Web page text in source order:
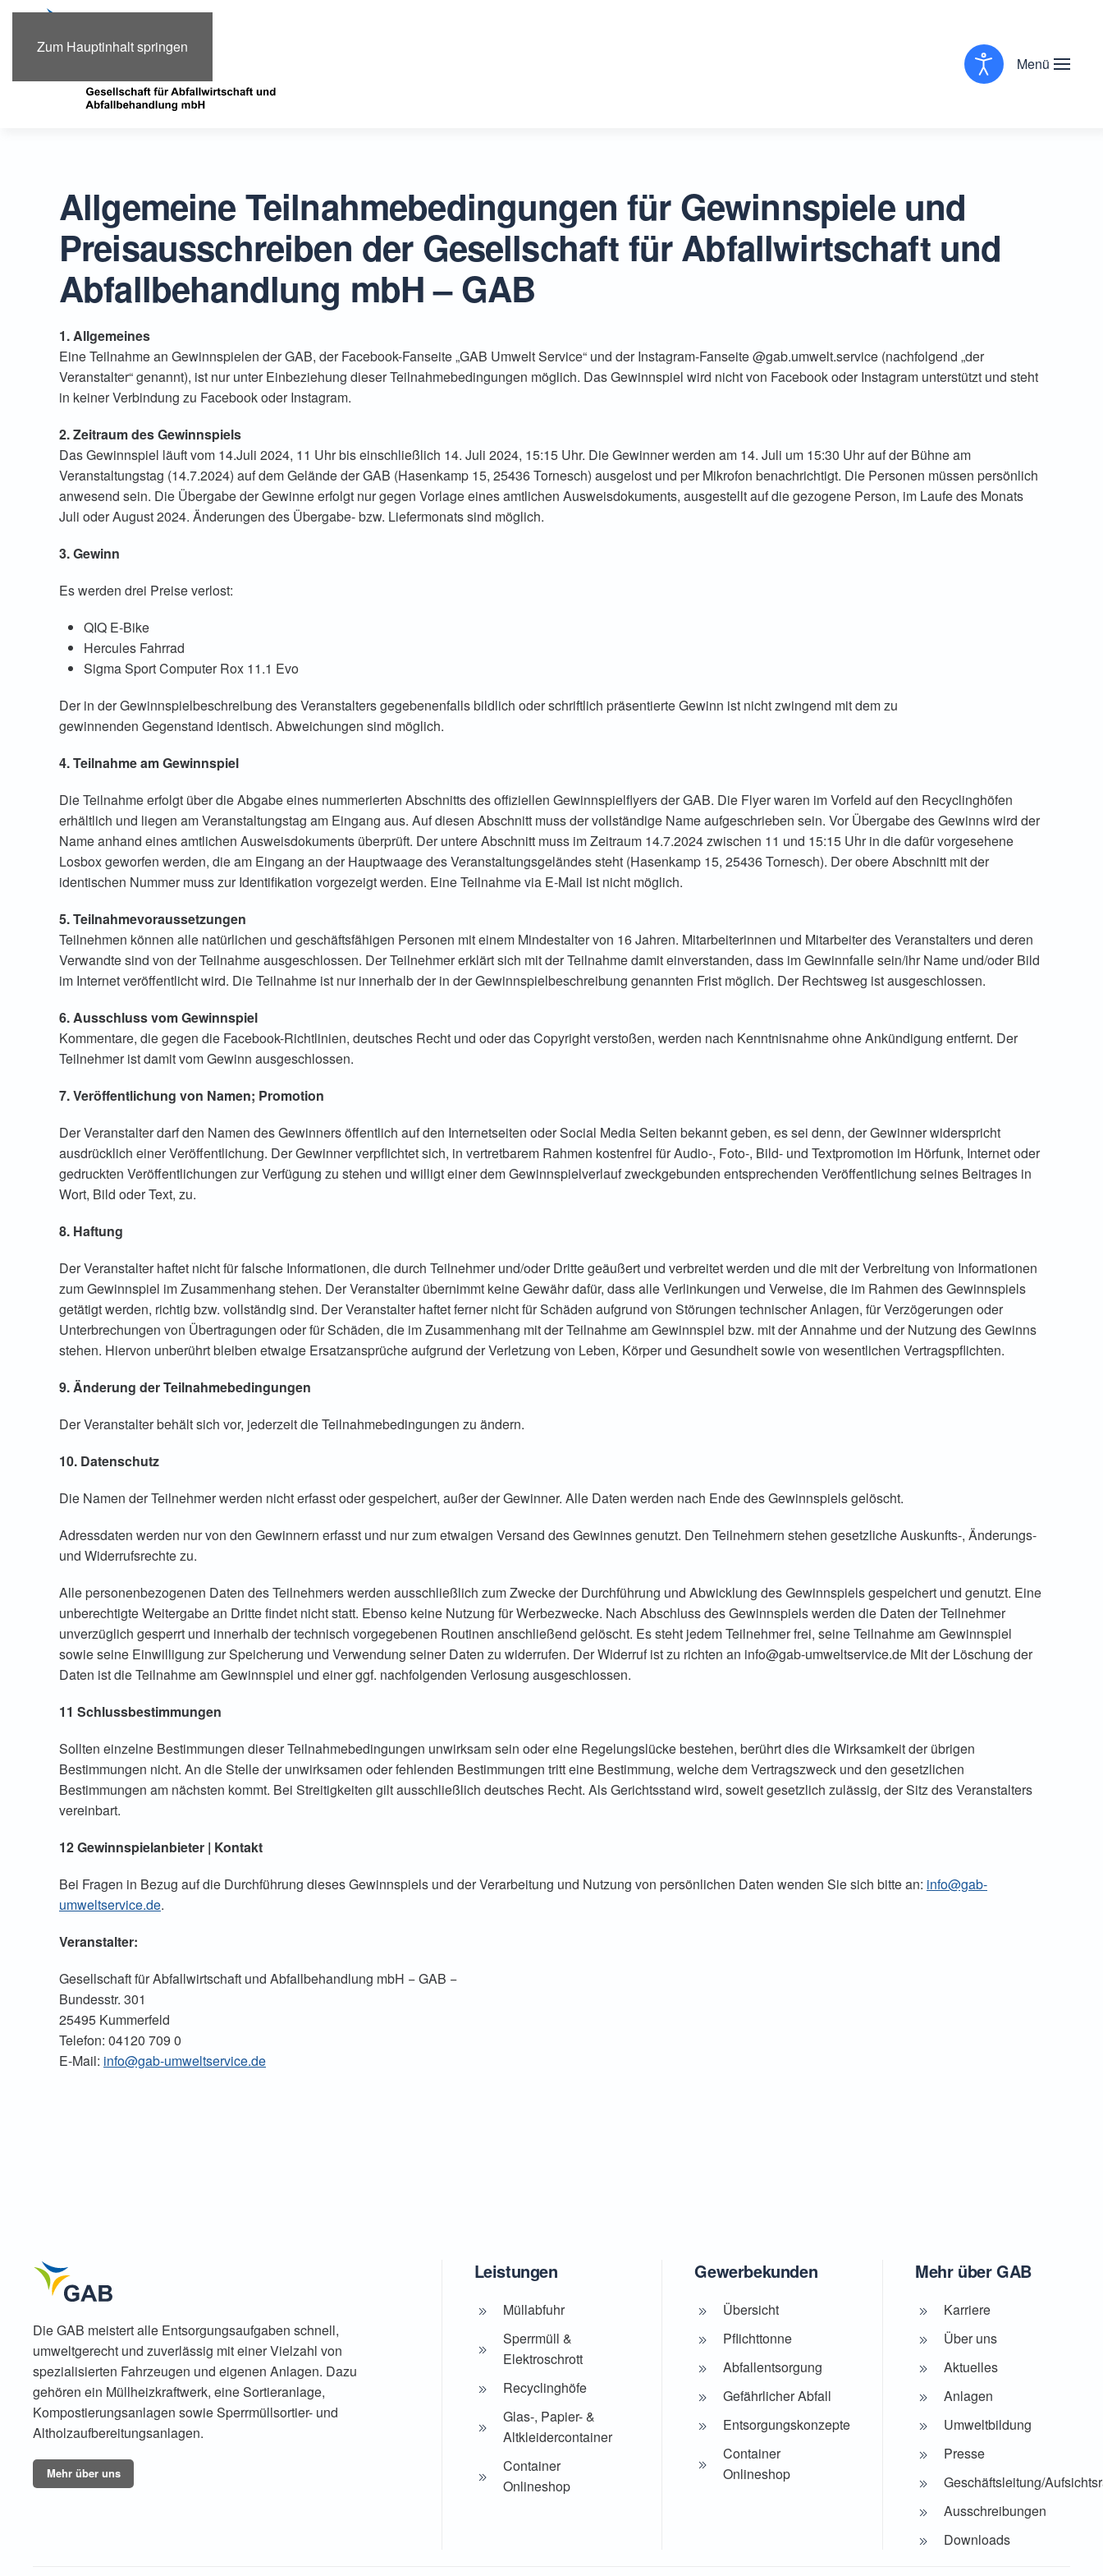
Zum Hauptinhalt springen
Menü
Allgemeine Teilnahmebedingungen für Gewinnspiele und
Preisausschreiben der Gesellschaft für Abfallwirtschaft und
Abfallbehandlung mbH – GAB
1. Allgemeines
Eine Teilnahme an Gewinnspielen der GAB, der Facebook-Fanseite „GAB Umwelt Service“ und der Instagram-Fanseite @gab.umwelt.service (nachfolgend „der
Veranstalter“ genannt), ist nur unter Einbeziehung dieser Teilnahmebedingungen möglich. Das Gewinnspiel wird nicht von Facebook oder Instagram unterstützt und steht
in keiner Verbindung zu Facebook oder Instagram.
2. Zeitraum des Gewinnspiels
Das Gewinnspiel läuft vom 14.Juli 2024, 11 Uhr bis einschließlich 14. Juli 2024, 15:15 Uhr. Die Gewinner werden am 14. Juli um 15:30 Uhr auf der Bühne am
Veranstaltungstag (14.7.2024) auf dem Gelände der GAB (Hasenkamp 15, 25436 Tornesch) ausgelost und per Mikrofon benachrichtigt. Die Personen müssen persönlich
anwesend sein. Die Übergabe der Gewinne erfolgt nur gegen Vorlage eines amtlichen Ausweisdokuments, ausgestellt auf die gezogene Person, im Laufe des Monats
Juli oder August 2024. Änderungen des Übergabe- bzw. Liefermonats sind möglich.
3. Gewinn
Es werden drei Preise verlost:
QIQ E-Bike
Hercules Fahrrad
Sigma Sport Computer Rox 11.1 Evo
Der in der Gewinnspielbeschreibung des Veranstalters gegebenenfalls bildlich oder schriftlich präsentierte Gewinn ist nicht zwingend mit dem zu
gewinnenden Gegenstand identisch. Abweichungen sind möglich.
4. Teilnahme am Gewinnspiel
Die Teilnahme erfolgt über die Abgabe eines nummerierten Abschnitts des offiziellen Gewinnspielflyers der GAB. Die Flyer waren im Vorfeld auf den Recyclinghöfen
erhältlich und liegen am Veranstaltungstag am Eingang aus. Auf diesen Abschnitt muss der vollständige Name aufgeschrieben sein. Vor Übergabe des Gewinns wird der
Name anhand eines amtlichen Ausweisdokuments überprüft. Der untere Abschnitt muss im Zeitraum 14.7.2024 zwischen 11 und 15:15 Uhr in die dafür vorgesehene
Losbox geworfen werden, die am Eingang an der Hauptwaage des Veranstaltungsgeländes steht (Hasenkamp 15, 25436 Tornesch). Der obere Abschnitt mit der
identischen Nummer muss zur Identifikation vorgezeigt werden. Eine Teilnahme via E-Mail ist nicht möglich.
5. Teilnahmevoraussetzungen
Teilnehmen können alle natürlichen und geschäftsfähigen Personen mit einem Mindestalter von 16 Jahren. Mitarbeiterinnen und Mitarbeiter des Veranstalters und deren
Verwandte sind von der Teilnahme ausgeschlossen. Der Teilnehmer erklärt sich mit der Teilnahme damit einverstanden, dass im Gewinnfalle sein/ihr Name und/oder Bild
im Internet veröffentlicht wird. Die Teilnahme ist nur innerhalb der in der Gewinnspielbeschreibung genannten Frist möglich. Der Rechtsweg ist ausgeschlossen.
6. Ausschluss vom Gewinnspiel
Kommentare, die gegen die Facebook-Richtlinien, deutsches Recht und oder das Copyright verstoßen, werden nach Kenntnisnahme ohne Ankündigung entfernt. Der
Teilnehmer ist damit vom Gewinn ausgeschlossen.
7. Veröffentlichung von Namen; Promotion
Der Veranstalter darf den Namen des Gewinners öffentlich auf den Internetseiten oder Social Media Seiten bekannt geben, es sei denn, der Gewinner widerspricht
ausdrücklich einer Veröffentlichung. Der Gewinner verpflichtet sich, in vertretbarem Rahmen kostenfrei für Audio-, Foto-, Bild- und Textpromotion im Hörfunk, Internet oder
gedruckten Veröffentlichungen zur Verfügung zu stehen und willigt einer dem Gewinnspielverlauf zweckgebunden entsprechenden Veröffentlichung seines Beitrages in
Wort, Bild oder Text, zu.
8. Haftung
Der Veranstalter haftet nicht für falsche Informationen, die durch Teilnehmer und/oder Dritte geäußert und verbreitet werden und die mit der Verbreitung von Informationen
zum Gewinnspiel im Zusammenhang stehen. Der Veranstalter übernimmt keine Gewähr dafür, dass alle Verlinkungen und Verweise, die im Rahmen des Gewinnspiels
getätigt werden, richtig bzw. vollständig sind. Der Veranstalter haftet ferner nicht für Schäden aufgrund von Störungen technischer Anlagen, für Verzögerungen oder
Unterbrechungen von Übertragungen oder für Schäden, die im Zusammenhang mit der Teilnahme am Gewinnspiel bzw. mit der Annahme und der Nutzung des Gewinns
stehen. Hiervon unberührt bleiben etwaige Ersatzansprüche aufgrund der Verletzung von Leben, Körper und Gesundheit sowie von wesentlichen Vertragspflichten.
9. Änderung der Teilnahmebedingungen
Der Veranstalter behält sich vor, jederzeit die Teilnahmebedingungen zu ändern.
10. Datenschutz
Die Namen der Teilnehmer werden nicht erfasst oder gespeichert, außer der Gewinner. Alle Daten werden nach Ende des Gewinnspiels gelöscht.
Adressdaten werden nur von den Gewinnern erfasst und nur zum etwaigen Versand des Gewinnes genutzt. Den Teilnehmern stehen gesetzliche Auskunfts-, Änderungs-
und Widerrufsrechte zu.
Alle personenbezogenen Daten des Teilnehmers werden ausschließlich zum Zwecke der Durchführung und Abwicklung des Gewinnspiels gespeichert und genutzt. Eine
unberechtigte Weitergabe an Dritte findet nicht statt. Ebenso keine Nutzung für Werbezwecke. Nach Abschluss des Gewinnspiels werden die Daten der Teilnehmer
unverzüglich gesperrt und innerhalb der technisch vorgegebenen Routinen anschließend gelöscht. Es steht jedem Teilnehmer frei, seine Teilnahme am Gewinnspiel
sowie seine Einwilligung zur Speicherung und Verwendung seiner Daten zu widerrufen. Der Widerruf ist zu richten an info@gab-umweltservice.de Mit der Löschung der
Daten ist die Teilnahme am Gewinnspiel und einer ggf. nachfolgenden Verlosung ausgeschlossen.
11 Schlussbestimmungen
Sollten einzelne Bestimmungen dieser Teilnahmebedingungen unwirksam sein oder eine Regelungslücke bestehen, berührt dies die Wirksamkeit der übrigen
Bestimmungen nicht. An die Stelle der unwirksamen oder fehlenden Bestimmungen tritt eine Bestimmung, welche dem Vertragszweck und den gesetzlichen
Bestimmungen am nächsten kommt. Bei Streitigkeiten gilt ausschließlich deutsches Recht. Als Gerichtsstand wird, soweit gesetzlich zulässig, der Sitz des Veranstalters
vereinbart.
12 Gewinnspielanbieter | Kontakt
Bei Fragen in Bezug auf die Durchführung dieses Gewinnspiels und der Verarbeitung und Nutzung von persönlichen Daten wenden Sie sich bitte an: info@gab-
umweltservice.de.
Veranstalter:
Gesellschaft für Abfallwirtschaft und Abfallbehandlung mbH − GAB −
Bundesstr. 301
25495 Kummerfeld
Telefon: 04120 709 0
E-Mail: info@gab-umweltservice.de
DieGAB meistert alle Entsorgungsaufgaben schnell,
umweltgerecht und zuverlässig mit einer Vielzahl von
spezialisierten Fahrzeugen und eigenen Anlagen. Dazu
gehören ein Müllheizkraftwerk, eine Sortieranlage,
Kompostierungsanlagen sowie Sperrmüllsortier- und
Altholzaufbereitungsanlagen.
Mehr über uns
Leistungen
Müllabfuhr
Sperrmüll &
Elektroschrott
Recyclinghöfe
Glas-, Papier- &
Altkleidercontainer
Container
Onlineshop
Gewerbekunden
Übersicht
Pflichttonne
Abfallentsorgung
Gefährlicher Abfall
Entsorgungskonzepte
Container
Onlineshop
Mehr über GAB
Karriere
Über uns
Aktuelles
Anlagen
Umweltbildung
Presse
Geschäftsleitung/
Ausschreibungen
Downloads